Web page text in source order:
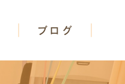
ブログ